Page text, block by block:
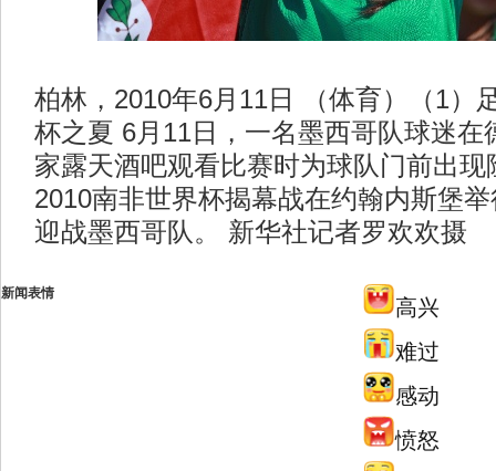
柏林，2010年6月11日 （体育）（1
杯之夏 6月11日，一名墨西哥队球迷在
家露天酒吧观看比赛时为球队门前出现
2010南非世界杯揭幕战在约翰内斯堡
迎战墨西哥队。 新华社记者罗欢欢摄
新闻表情
高兴
难过
感动
愤怒